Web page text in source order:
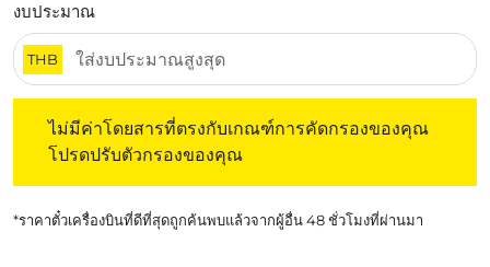
งบประมาณ
THB
ไม่มีค่าโดยสารที่ตรงกับเกณฑ์การคัดกรองของคุณ
โปรดปรับตัวกรองของคุณ
*ราคาตั๋วเครื่องบินที่ดีที่สุดถูกค้นพบแล้วจากผู้อื่น 48 ชั่วโมงที่ผ่านมา